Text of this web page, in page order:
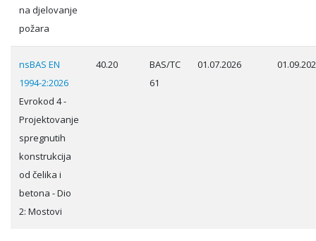
na djelovanje
požara
nsBAS EN
1994-2:2026
Evrokod 4 -
Projektovanje
spregnutih
konstrukcija
od čelika i
betona - Dio
2: Mostovi
40.20
BAS/TC
61
01.07.2026